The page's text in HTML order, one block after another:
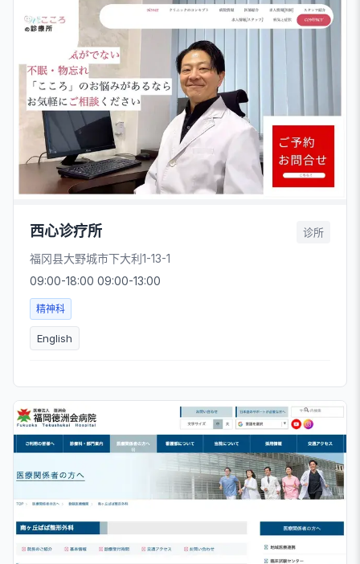
西心诊疗所 诊所
福冈县大野城市下大利1-13-1
09:00-18:00 09:00-13:00
精神科
English